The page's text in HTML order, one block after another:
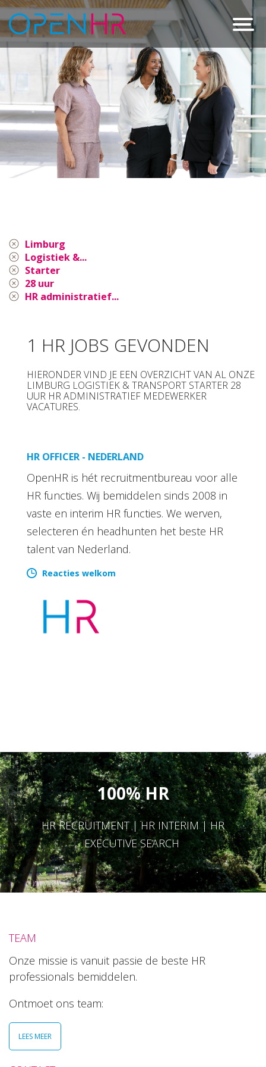
Limburg
Logistiek &...
Starter
28 uur
HR administratief...
1 HR JOBS GEVONDEN
HIERONDER VIND JE EEN OVERZICHT VAN AL ONZE
LIMBURG LOGISTIEK & TRANSPORT STARTER 28
UUR HR ADMINISTRATIEF MEDEWERKER
VACATURES.
HR OFFICER - NEDERLAND
OpenHR is hét recruitmentbureau voor alle
HR functies. Wij bemiddelen sinds 2008 in
vaste en interim HR functies. We werven,
selecteren én headhunten het beste HR
talent van Nederland.
Reacties welkom
100% HR
HR RECRUITMENT | HR INTERIM | HR
EXECUTIVE SEARCH
TEAM
Onze missie is vanuit passie de beste HR
professionals bemiddelen.
Ontmoet ons team:
LEES MEER